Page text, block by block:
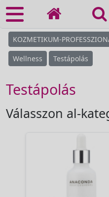
KOZMETIKUM-
Wellness Testápolás
Testápolás
Válasszon al-